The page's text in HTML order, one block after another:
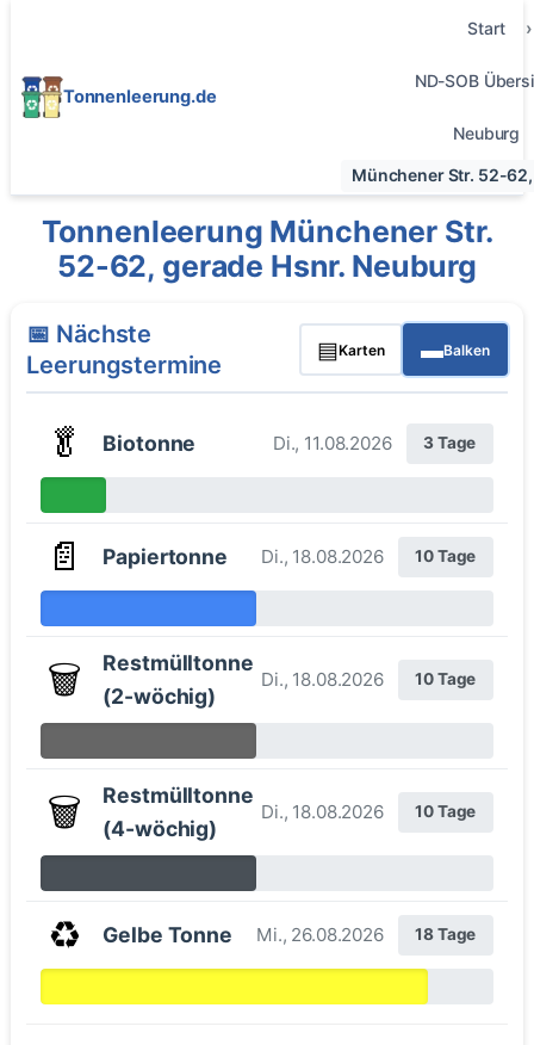
Tonnenleerung.de
Start
ND-SOB
Neuburg
Münchener Str. 52-
Tonnenleerung Münchener Str.
52-62, gerade Hsnr. Neuburg
📅 Nächste
Leerungstermine
▤Karten ▬Balken
🥬 Biotonne Di., 11.08.2026 3 Tage
📄 Papiertonne Di., 18.08.2026 10 Tage
🗑️
Restmülltonne
(2-wöchig)
Di., 18.08.2026 10 Tage
🗑️
Restmülltonne
(4-wöchig)
Di., 18.08.2026 10 Tage
♻️ Gelbe Tonne Mi., 26.08.2026 18 Tage